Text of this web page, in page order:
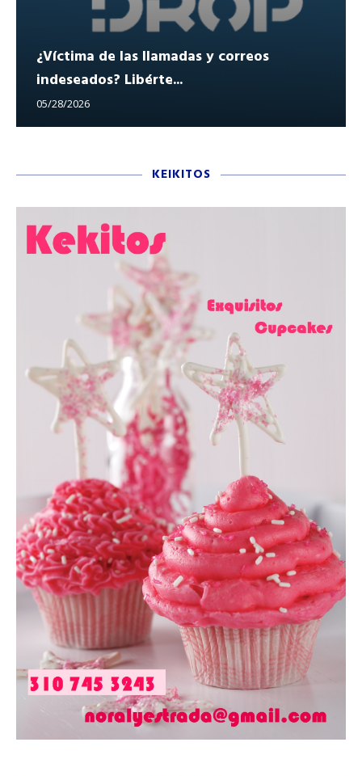
¿Víctima de las llamadas y correos
indeseados? Libérte...
05/28/2026
KEIKITOS